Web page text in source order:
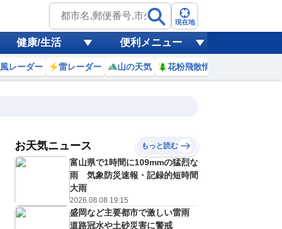
現在地
健康/生活 便利メニュー
風レーダー 雷レーダー 山の天気 花粉飛散情報
12
ミリ
13
0 ミリ
14
0ミリ
15
0ミリ
16
0
お天気ニュース もっと読む
富山県で1時間に109mmの猛烈な
雨 気象防災速報・記録的短時間
大雨
2026.08.08 19:15
盛岡など主要都市で激しい雷雨
道路冠水や土砂災害に警戒